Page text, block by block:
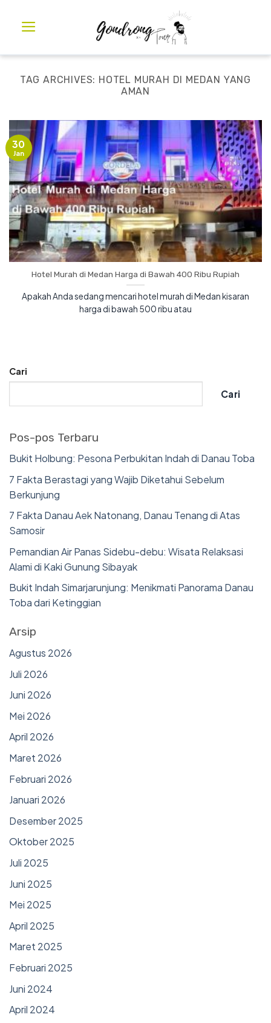
TAG ARCHIVES: HOTEL MURAH DI MEDAN YANG
AMAN
Hotel Murah di Medan Harga di Bawah 400 Ribu Rupiah
Apakah Anda sedang mencari hotel murah di Medan kisaran
harga di bawah 500 ribu atau
30
Jan
Cari
Cari
Pos-pos Terbaru
Bukit Holbung: Pesona Perbukitan Indah di Danau Toba
7 Fakta Berastagi yang Wajib Diketahui Sebelum
Berkunjung
7 Fakta Danau Aek Natonang, Danau Tenang di Atas
Samosir
Pemandian Air Panas Sidebu-debu: Wisata Relaksasi
Alami di Kaki Gunung Sibayak
Bukit Indah Simarjarunjung: Menikmati Panorama Danau
Toba dari Ketinggian
Arsip
Agustus 2026
Juli 2026
Juni 2026
Mei 2026
April 2026
Maret 2026
Februari 2026
Januari 2026
Desember 2025
Oktober 2025
Juli 2025
Juni 2025
Mei 2025
April 2025
Maret 2025
Februari 2025
Juni 2024
April 2024